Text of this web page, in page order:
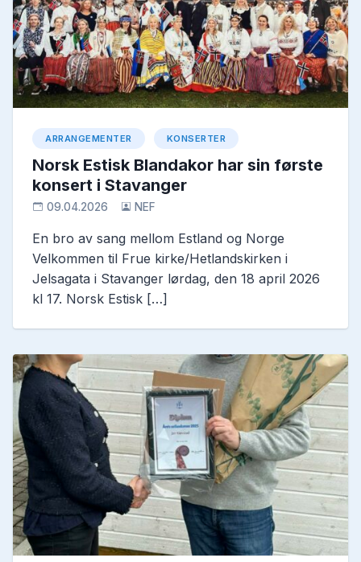
ARRANGEMENTER KONSERTER
Norsk Estisk Blandakor har sin første
konsert i Stavanger
09.04.2026 NEF
En bro av sang mellom Estland og Norge
Velkommen til Frue kirke/Hetlandskirken i
Jelsagata i Stavanger lørdag, den 18 april 2026
kl 17. Norsk Estisk […]